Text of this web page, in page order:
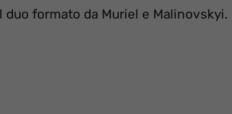
formato da Muriel e Malinovskyi.